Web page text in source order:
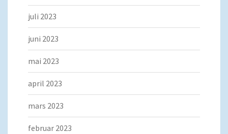
juli 2023
juni 2023
mai 2023
april 2023
mars 2023
februar 2023